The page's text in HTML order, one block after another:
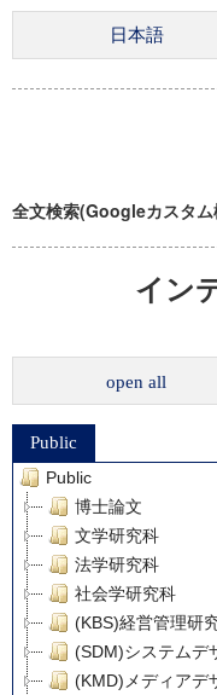
全文検索(Googleカスタム
イン
open all
Public
Public
博士論文
文学研究科
法学研究科
社会学研究科
(KBS)経営管理研
(SDM)システムデ
(KMD)メディアデ